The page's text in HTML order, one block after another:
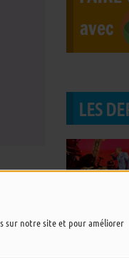
sur notre site et pour améliorer
LES